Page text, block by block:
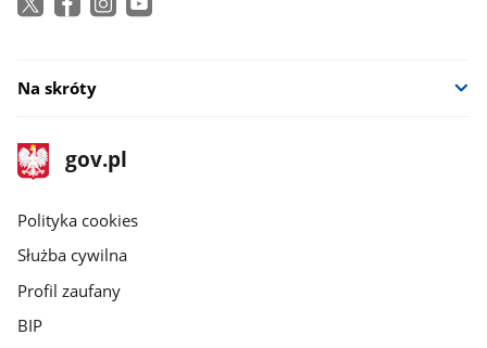
Na skróty
stopka
gov.pl
Strona
gov.pl
gov.pl
Polityka cookies
Służba cywilna
Profil zaufany
BIP